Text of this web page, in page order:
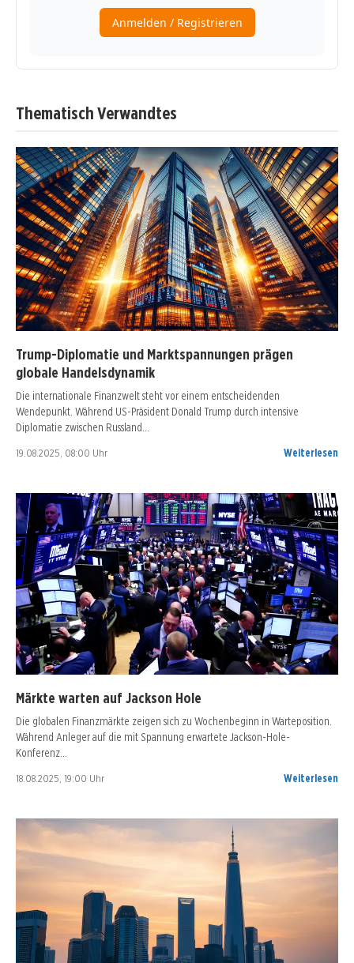
Thematisch Verwandtes
Trump-Diplomatie und Marktspannungen prägen
globale Handelsdynamik
Die internationale Finanzwelt steht vor einem entscheidenden
Wendepunkt. Während US-Präsident Donald Trump durch intensive
Diplomatie zwischen Russland…
19.08.2025, 08:00 Uhr Weiterlesen
Märkte warten auf Jackson Hole
Die globalen Finanzmärkte zeigen sich zu Wochenbeginn in Warteposition.
Während Anleger auf die mit Spannung erwartete Jackson-Hole-
Konferenz…
18.08.2025, 19:00 Uhr Weiterlesen